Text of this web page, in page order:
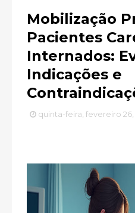
Mobilização
Pacientes
Internados:
Indicações e
quinta-feira, fevereiro 26,